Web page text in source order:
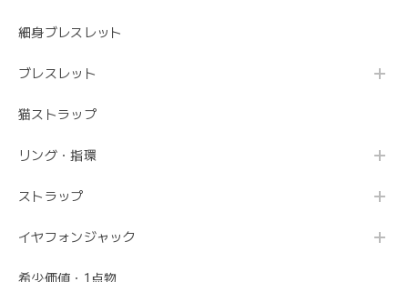
細身ブレスレット
ブレスレット
猫ストラップ
リング・指環
ストラップ
イヤフォンジャック
希少価値・1点物